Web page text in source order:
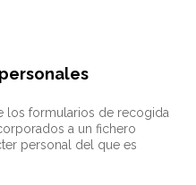
los formularios de recogida
a un fichero
personal del que es